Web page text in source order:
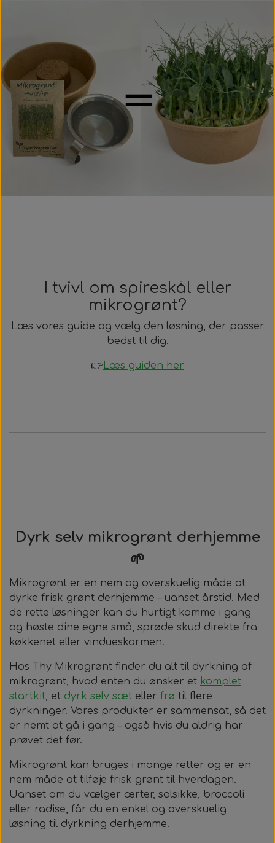
I tvivl om spireskål eller
mikrogrønt?
Læs vores guide og vælg den løsning, der passer
bedst til dig.
👉 Læs guiden her
Dyrk selv mikrogrønt derhjemme
🌱
Mikrogrønt er en nem og overskuelig måde at
dyrke frisk grønt derhjemme – uanset årstid. Med
de rette løsninger kan du hurtigt komme i gang
og høste dine egne små, sprøde skud direkte fra
køkkenet eller vindueskarmen.
Hos Thy Mikrogrønt finder du alt til dyrkning af
mikrogrønt, hvad enten du ønsker et komplet
startkit, et dyrk selv sæt eller frø til flere
dyrkninger. Vores produkter er sammensat, så det
er nemt at gå i gang – også hvis du aldrig har
prøvet det før.
Mikrogrønt kan bruges i mange retter og er en
nem måde at tilføje frisk grønt til hverdagen.
Uanset om du vælger ærter, solsikke, broccoli
eller radise, får du en enkel og overskuelig
løsning til dyrkning derhjemme.